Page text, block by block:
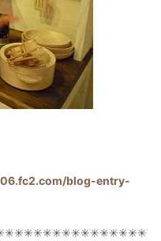
blog-entry-